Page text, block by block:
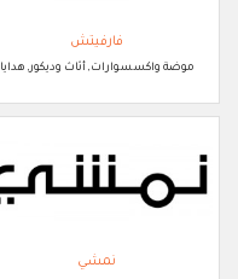
فارفيتش
موضة واكسسوارات, أثاث وديكور, هدايا
نمشي